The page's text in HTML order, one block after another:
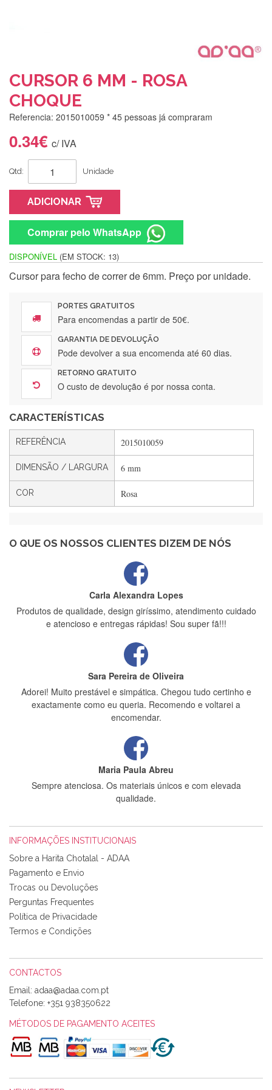
CURSOR 6 MM - ROSA
CHOQUE
Referencia: 2015010059 * 45 pessoas já compraram
0.34€ c/ IVA
Qtd: Unidade
ADICIONAR
Comprar pelo WhatsApp
DISPONÍVEL (EM STOCK: 13)
Cursor para fecho de correr de 6mm. Preço por unidade.
PORTES GRATUITOS
Para encomendas a partir de 50€.
GARANTIA DE DEVOLUÇÃO
Pode devolver a sua encomenda até 60 dias.
RETORNO GRATUITO
O custo de devolução é por nossa conta.
CARACTERÍSTICAS
REFERÊNCIA 2015010059
DIMENSÃO / LARGURA 6 mm
COR Rosa
O QUE OS NOSSOS CLIENTES DIZEM DE NÓS
Silvia Lopes
encomendar.
Silvia André
Gostei ,Serviço bastante rápido. recomendo
Rápido, atendimento 5*. Hoje chegará a segunda encomenda
feita de muitas certamente❤️
estrelas
Carla Alexandra Lopes
Produtos de qualidade, design giríssimo, atendimento cuidado
e atencioso e entregas rápidas! Sou super fã!!!
Sara Pereira de Oliveira
Adorei! Muito prestável e simpática. Chegou tudo certinho e
exactamente como eu queria. Recomendo e voltarei a
encomendar.
Maria Paula Abreu
Sempre atenciosa. Os materiais únicos e com elevada
qualidade.
Tudo chegou em condições, pois os produtos vieram muito
bem acondicionados. Estou plenamente satisfeita com os
produtos adquiridos. Relativamente à bolsa, tem um tecido
com um padrão e cores muito bonitas e a execução está
perfeitíssima. Futuramente penso voltar a comprar na vossa
loja, têm excelentes artigos a um preço muito justo. A
Alexandra Morais
Olá boa Noite. Os meus tecidos chegaram hoje. Muito
obrigada pelo miminho que dá um jeitaço pras minhas linhas
de bordar e não sei o que pões nos tecidos, mas que cheiram
maravilhosamente ... cheiram! :) Muito Obrigada.
INFORMAÇÕES INSTITUCIONAIS
Sobre a Harita Chotalal - ADAA
Pagamento e Envio
Trocas ou Devoluções
Perguntas Frequentes
Política de Privacidade
Termos e Condições
CONTACTOS
Email:
Telefone: +351 938350622
MÉTODOS DE PAGAMENTO ACEITES